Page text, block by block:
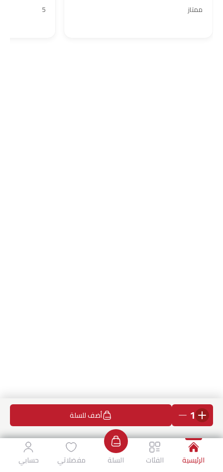
ممتاز 5
1 أضف للسلة
الرئيسية الفئات السلة مفضلاتي حسابي